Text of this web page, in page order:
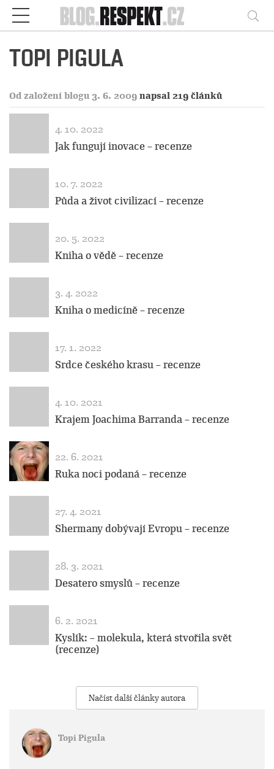
Respekt
TOPI PIGULA
Od založení blogu 3. 6. 2009 napsal 219 článků
4. 10. 2022
Jak fungují inovace – recenze
10. 7. 2022
Půda a život civilizací – recenze
20. 5. 2022
Kniha o vědě – recenze
3. 4. 2022
Kniha o medicíně – recenze
17. 1. 2022
Srdce českého krasu – recenze
4. 10. 2021
Krajem Joachima Barranda – recenze
22. 6. 2021
Ruka noci podaná – recenze
27. 4. 2021
Shermany dobývají Evropu – recenze
28. 3. 2021
Desatero smyslů – recenze
6. 2. 2021
Kyslík: – molekula, která stvořila svět
(recenze)
Načíst další články autora
Topi Pigula